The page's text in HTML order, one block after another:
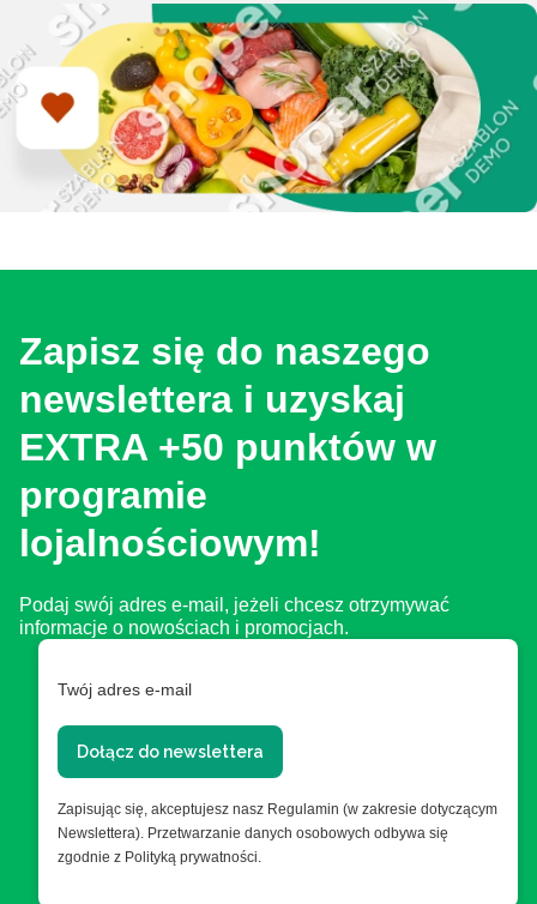
Zapisz się do naszego
newslettera i uzyskaj
EXTRA +50 punktów w
programie
lojalnościowym!
Podaj swój adres e-mail, jeżeli chcesz otrzymywać
informacje o nowościach i promocjach.
Twój adres e-mail
Dołącz do newslettera
Zapisując się, akceptujesz nasz Regulamin (w zakresie dotyczącym
Newslettera). Przetwarzanie danych osobowych odbywa się
zgodnie z Polityką prywatności.